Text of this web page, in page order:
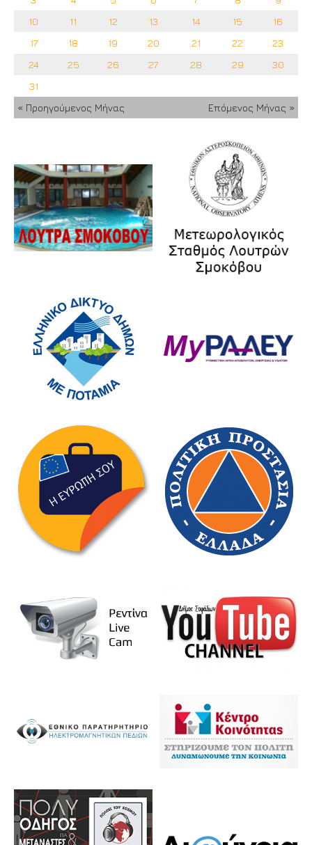
10
11 12 13 14 15
16
17
18 19 20 21 22
23
24
25 26 27 28 29
30
31
« Προηγούμενος Μήνας
Επόμενος Μήνας »